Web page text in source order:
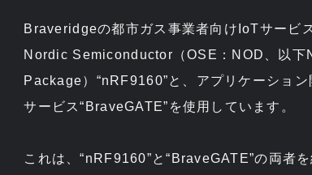
Braveridgeの都市ガス事業者向けIoTサービ
Nordic Semiconductor（OSE：NOD、以
Package）“nRF9160”と、アプリケーショ
サービス“BraveGATE”を使用しています。
これは、“nRF9160”と“BraveGATE”の両者